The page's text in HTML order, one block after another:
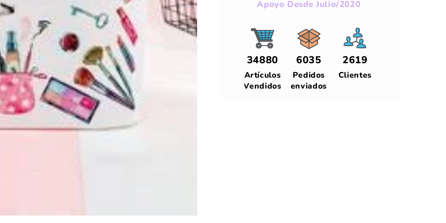
Apoyo Desde Julio/2020
34880
Artículos
Vendidos
6035
Pedidos
enviados
2619
Clientes